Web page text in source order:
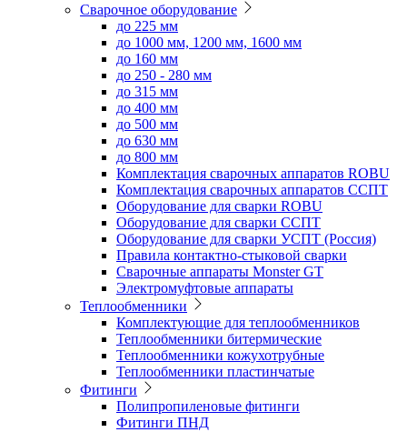
Сварочное оборудование
до 225 мм
до 1000 мм, 1200 мм, 1600 мм
до 160 мм
до 250 - 280 мм
до 315 мм
до 400 мм
до 500 мм
до 630 мм
до 800 мм
Комплектация сварочных аппаратов ROBU
Комплектация сварочных аппаратов ССПТ
Оборудование для сварки ROBU
Оборудование для сварки ССПТ
Оборудование для сварки УСПТ (Россия)
Правила контактно-стыковой сварки
Сварочные аппараты Monster GT
Электромуфтовые аппараты
Теплообменники
Комплектующие для теплообменников
Теплообменники битермические
Теплообменники кожухотрубные
Теплообменники пластинчатые
Фитинги
Полипропиленовые фитинги
Фитинги ПНД